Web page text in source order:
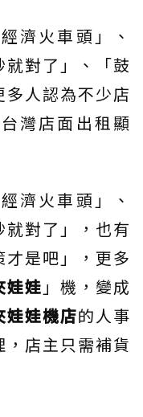
濟火車頭」、
就對了」、「鼓
人認為不少店
灣店面出租顯
濟火車頭」、
就對了」，也有
是吧」，更多
娃娃 」機，變成
娃娃機店的人事
店主只需補貨